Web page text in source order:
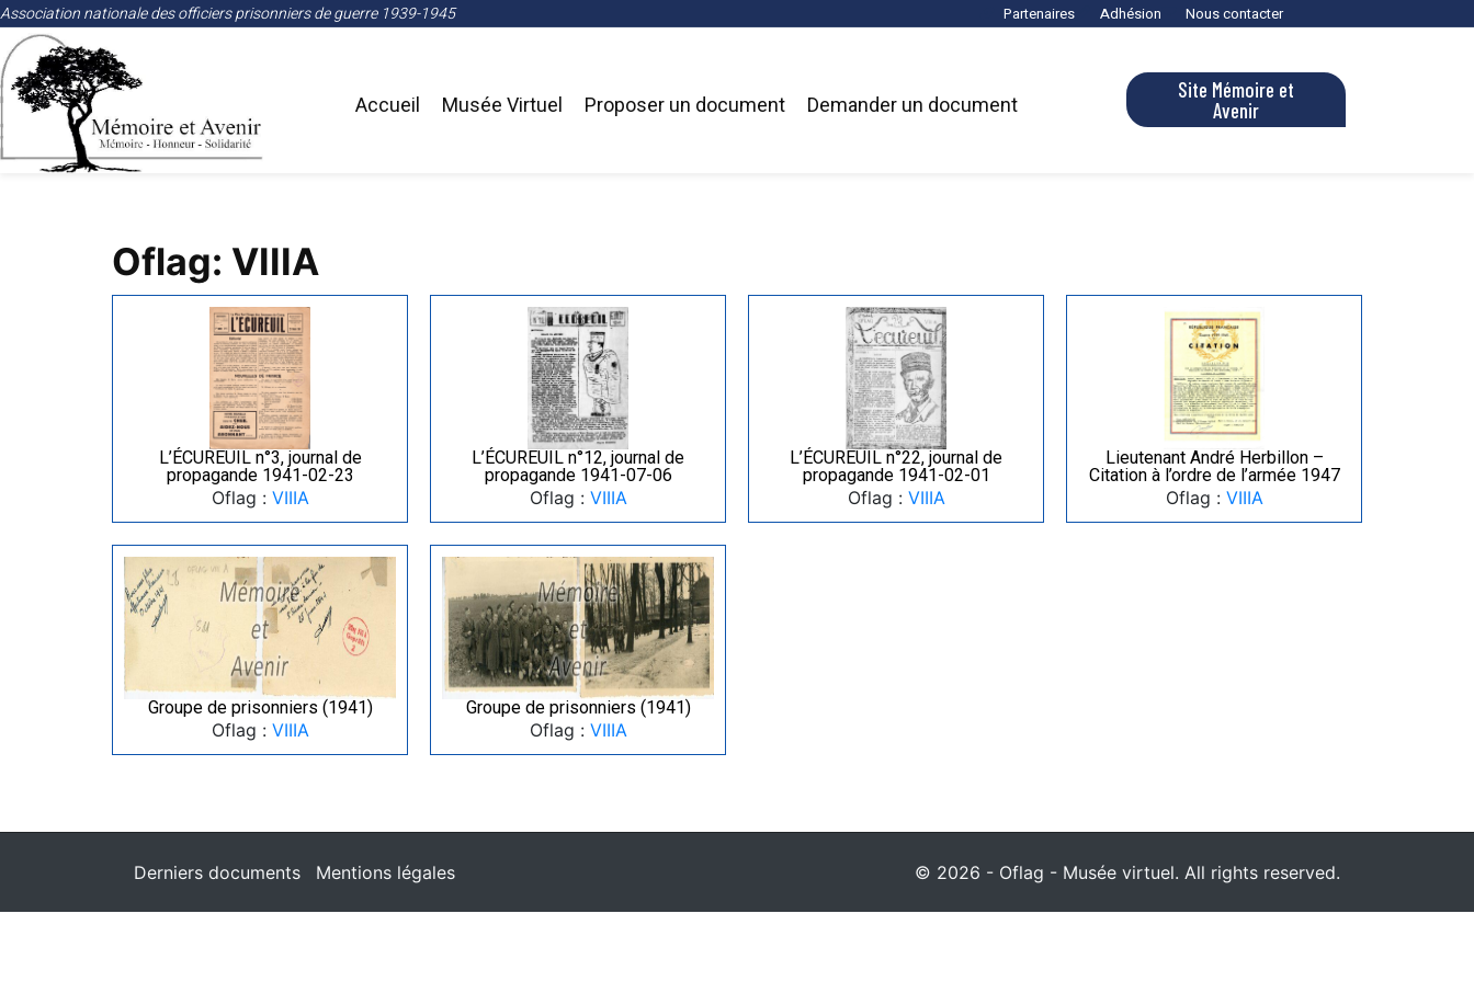
Association nationale des officiers prisonniers de guerre 1939-1945 Partenaires Adhésion Nous contacter
Accueil Musée Virtuel Proposer un document Demander un document
Site Mémoire et
Avenir
Oflag: VIIIA
L’ÉCUREUIL n°3, journal de
propagande 1941-02-23
Oflag : VIIIA
L’ÉCUREUIL n°12, journal de
propagande 1941-07-06
Oflag : VIIIA
L’ÉCUREUIL n°22, journal de
propagande 1941-02-01
Oflag : VIIIA
Lieutenant André Herbillon –
Citation à l’ordre de l’armée 1947
Oflag : VIIIA
Groupe de prisonniers (1941)
Oflag : VIIIA
Groupe de prisonniers (1941)
Oflag : VIIIA
Derniers documents Mentions légales © 2026 - Oflag - Musée virtuel. All rights reserved.